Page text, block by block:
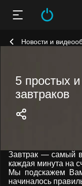
Новости и
5 простых
завтраков
Завтрак — самый
каждая минута на
Мы подскажем
начиналось